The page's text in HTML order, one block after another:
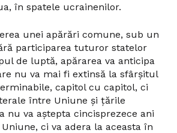
în spatele ucrainenilor.
unei apărări comune, sub un
participarea tuturor statelor
de luptă, apărarea va anticipa
nu va mai fi extinsă la sfârșitul
capitol cu capitol, ci
între Uniune și țările
nu va aștepta cincisprezece ani
ci va adera la aceasta în